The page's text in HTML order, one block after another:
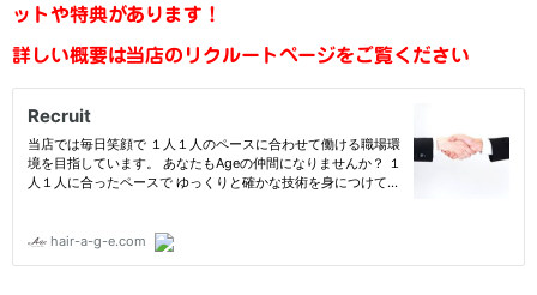
ットや特典があります！
詳しい概要は当店のリクルートページをご覧ください